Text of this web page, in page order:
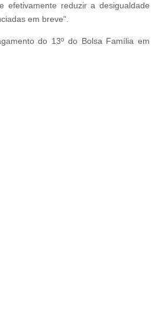
efetivamente reduzir a desigualdade
em breve".
do 13º do Bolsa Família em